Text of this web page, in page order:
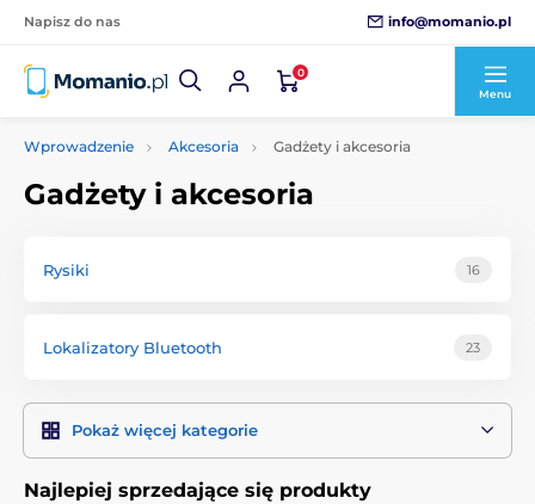
Napisz do nas info@momanio.pl
0
Menu
Wprowadzenie Akcesoria Gadżety i akcesoria
Gadżety i akcesoria
Rysiki 16
Lokalizatory Bluetooth 23
Pokaż więcej kategorie
Najlepiej sprzedające się produkty